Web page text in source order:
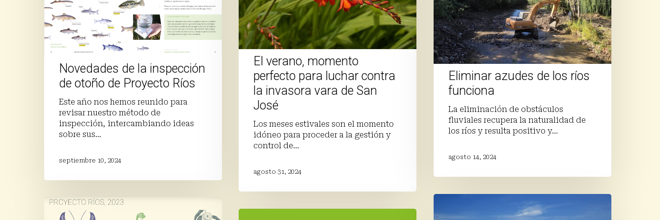
Presiona enter para buscar o ESC para cerrar
Proyecto
Ríos
Novedades de la inspección
de otoño de Proyecto Ríos
Este año nos hemos reunido para
revisar nuestro método de
inspección, intercambiando ideas
sobre sus…
septiembre 10, 2024
invasora
vara
de
JoséEl verano, momento
perfecto para luchar contra
la invasora vara de San
José
Los meses estivales son el momento
idóneo para proceder a la gestión y
control de…
agosto 31, 2024
Eliminar azudes de los ríos
funciona
La eliminación de obstáculos
fluviales recupera la naturalidad de
los ríos y resulta positivo y…
agosto 14, 2024
NBRACER:
Informe
Proyecto
Memoria